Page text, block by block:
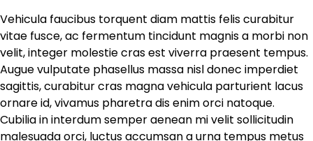
Vehicula faucibus torquent diam mattis felis curabitur
vitae fusce, ac fermentum tincidunt magnis a morbi non
velit, integer molestie cras est viverra praesent tempus.
Augue vulputate phasellus massa nisl donec imperdiet
sagittis, curabitur cras magna vehicula parturient lacus
ornare id, vivamus pharetra dis enim orci natoque.
Cubilia in interdum semper aenean mi velit sollicitudin
malesuada orci, luctus accumsan a urna tempus metus